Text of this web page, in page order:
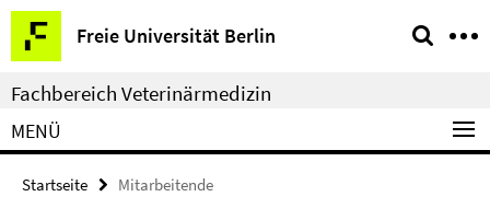
Springe
direkt
zu
Inhalt
Freie Universität Berlin
Service-
Navigation
Fachbereich Veterinärmedizin
MENÜ
Startseite Mitarbeitende